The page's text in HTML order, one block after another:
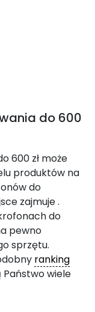
do 600
600 zł może
produktów na
do
zajmuje.
do
pewno
sprzętu.
ranking
wiele